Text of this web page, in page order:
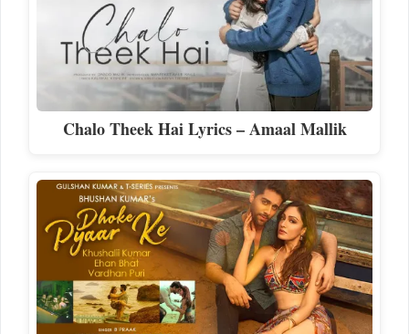
Chalo Theek Hai Lyrics – Amaal Mallik